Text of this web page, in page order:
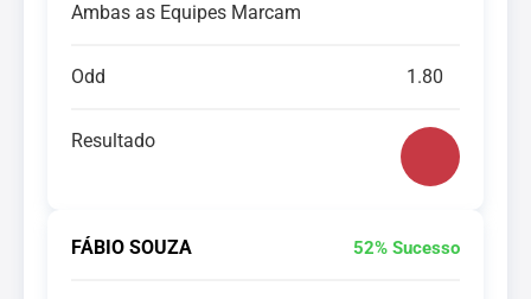
Ambas as Equipes Marcam
Odd 1.80
Resultado
FÁBIO SOUZA 52% Sucesso